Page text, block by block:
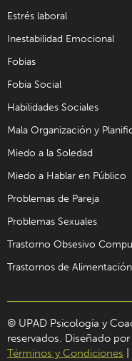
Estrés laboral
Inestabilidad Emocional
Fobias
Fobia Social
Habilidades Sociales
Mala Organización y
Miedo a la Soledad
Miedo a Hablar en Público
Problemas de Pareja
Problemas Sexuales
Trastorno Obsesivo
Trastornos de Alimentación
© UPAD Psicología y
reservados. Diseñado por
Términos y Condiciones